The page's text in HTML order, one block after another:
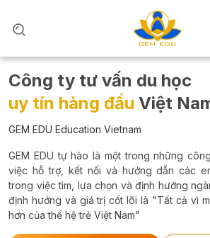
Công ty tư vấn du học
uy tín hàng đầu Việt
GEM EDU Education Vietnam
GEM EDU tự hào là một trong những
việc hỗ trợ, kết nối và hướng dẫn các
trong việc tìm, lựa chọn và định hướng
định hướng và giá trị cốt lõi là "Tất cả vì
hơn của thế hệ trẻ Việt Nam"